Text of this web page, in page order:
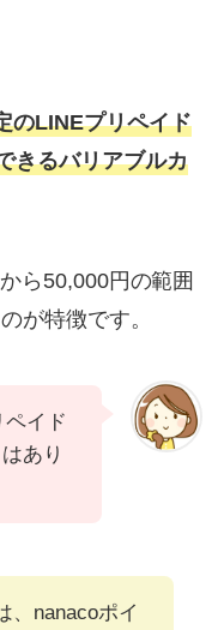
のLINEプリペイド
きるバリアブルカ
ら50,000円の範囲
が特徴です。
イド
あり
、nanacoポイ